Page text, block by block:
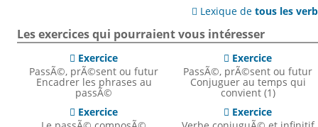
 Lexique detous les
Les exercices qui pourraient vous intéresser
 Exercice
PassÃ©, prÃ©sent ou futur
Encadrer les phrases au
passÃ©
 Exercice
PassÃ©, prÃ©sent ou futur
Conjuguer au temps qui
convient (1)
 Exercice
 Exercice